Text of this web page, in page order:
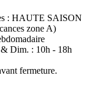
: HAUTE SAISON
zone A)
Dim. : 10h - 18h
fermeture.